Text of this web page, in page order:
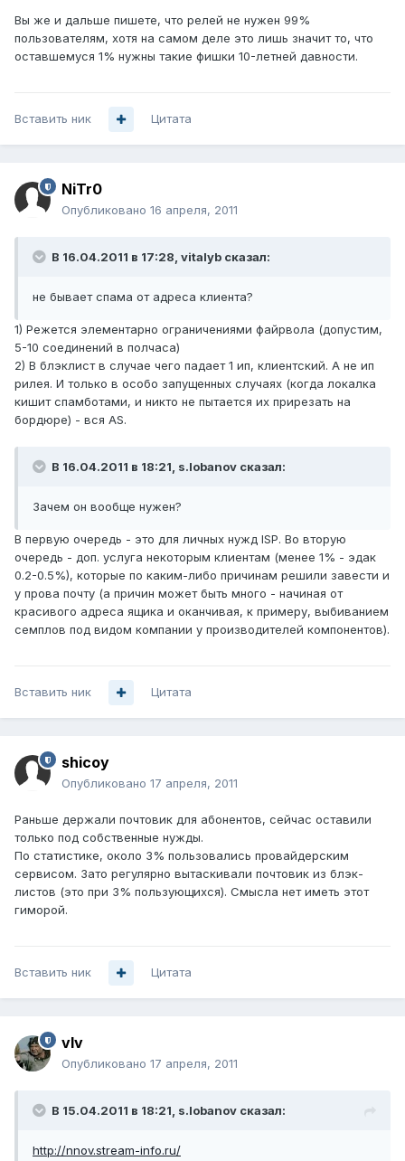
Вы же и дальше пишете, что релей не нужен 99%
пользователям, хотя на самом деле это лишь значит то, что
оставшемуся 1% нужны такие фишки 10-летней давности.
Вставить ник Цитата
NiTr0
Опубликовано 16 апреля, 2011
В 16.04.2011 в 17:28, vitalyb сказал:
не бывает спама от адреса клиента?
1) Режется элементарно ограничениями файрвола (допустим,
5-10 соединений в полчаса)
2) В блэклист в случае чего падает 1 ип, клиентский. А не ип
рилея. И только в особо запущенных случаях (когда локалка
кишит спамботами, и никто не пытается их прирезать на
бордюре) - вся AS.
В 16.04.2011 в 18:21, s.lobanov сказал:
Зачем он вообще нужен?
В первую очередь - это для личных нужд ISP. Во вторую
очередь - доп. услуга некоторым клиентам (менее 1% - эдак
0.2-0.5%), которые по каким-либо причинам решили завести и
у прова почту (а причин может быть много - начиная от
красивого адреса ящика и оканчивая, к примеру, выбиванием
семплов под видом компании у производителей компонентов).
Вставить ник Цитата
shicoy
Опубликовано 17 апреля, 2011
Раньше держали почтовик для абонентов, сейчас оставили
только под собственные нужды.
По статистике, около 3% пользовались провайдерским
сервисом. Зато регулярно вытаскивали почтовик из блэк-
листов (это при 3% пользующихся). Смысла нет иметь этот
гиморой.
Вставить ник Цитата
vIv
Опубликовано 17 апреля, 2011
В 15.04.2011 в 18:21, s.lobanov сказал:
http://nnov.stream-info.ru/